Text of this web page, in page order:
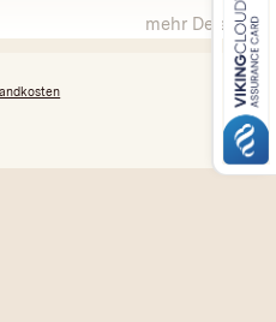
möglich.
speziellen Synthetikfüllung
mehr Details